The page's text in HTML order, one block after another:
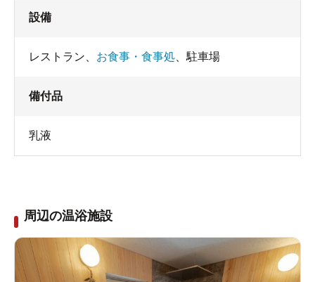
設備
レストラン お食事・食事処 駐車場
備付品
乳液
周辺の温浴施設